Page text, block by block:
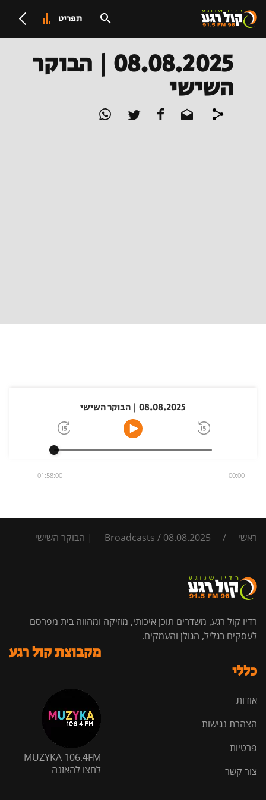
תפריט
08.08.2025 | הבוקר
השישי
08.08.2025 | הבוקר השישי
00:00
01:58:00
ראשי /
Broadcasts / 08.08.2025 | הבוקר השישי
רדיו קול רגע, משדרים תוכן איכותי, מוזיקה ומהווה בית מפרסם
לעסקים בגליל, הגולן והעמקים.
כללי
אודות
הצהרת נגישות
פרטיות
צור קשר
מקבוצת קול רגע
MUZYKA 106.4FM
לחצו להאזנה